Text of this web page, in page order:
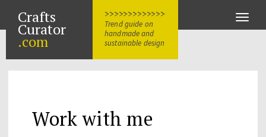
Crafts
Curator
.com
>>>>>>>>>>>>>
Trend guide on
handmade and
sustainable design
Toggle
Work with me